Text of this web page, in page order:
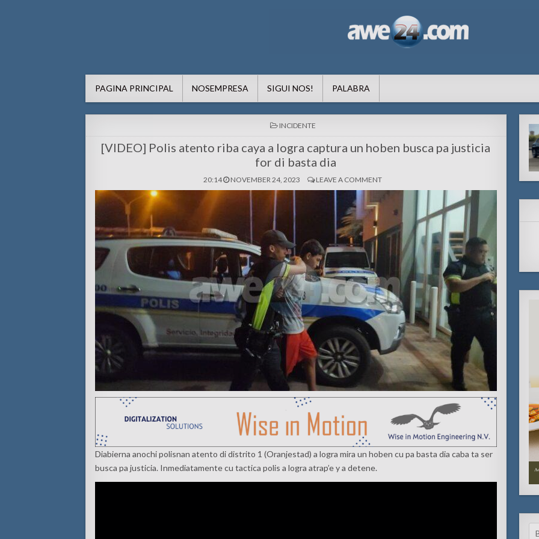
PAGINA PRINCIPAL NOSEMPRESA SIGUI NOS! PALABRA
POSTED
IN
INCIDENTE
[VIDEO] Polis atento riba caya a logra captura un hoben busca pa justicia
for di basta dia
20:14 NOVEMBER 24, 2023 LEAVE A COMMENT
Diabierna anochi polisnan atento di distrito 1 (Oranjestad) a logra mira un hoben cu pa basta dia caba ta ser
busca pa justicia. Inmediatamente cu tactica polis a logra atrap’e y a detene.